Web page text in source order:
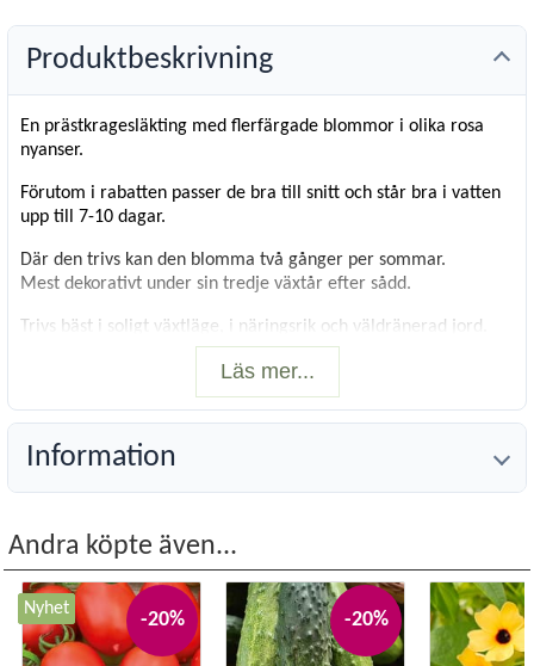
Produktbeskrivning
En prästkragesläkting med flerfärgade blommor i olika rosa
nyanser.
Förutom i rabatten passer de bra till snitt och står bra i vatten
upp till 7-10 dagar.
Där den trivs kan den blomma två gånger per sommar.
Mest dekorativt under sin tredje växtår efter sådd.
Trivs bäst i soligt växtläge, i näringsrik och väldränerad jord.
Vintertäckes i utsatta lägen.
Höjd: 70 cm
Antal frön : 0,5 gram
Läs mer...
Information
Andra köpte även...
-20%
Nyhet -20%